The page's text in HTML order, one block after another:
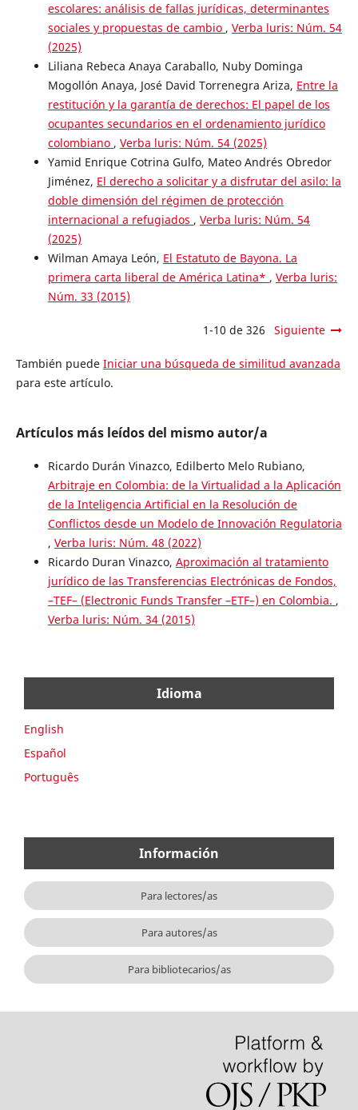
escolares: análisis de fallas jurídicas, determinantes
sociales y propuestas de cambio , Verba luris: Núm. 54
(2025)
Liliana Rebeca Anaya Caraballo, Nuby Dominga
Mogollón Anaya, José David Torrenegra Ariza, Entre la
restitución y la garantía de derechos: El papel de los
ocupantes secundarios en el ordenamiento jurídico
colombiano , Verba luris: Núm. 54 (2025)
Yamid Enrique Cotrina Gulfo, Mateo Andrés Obredor
Jiménez, El derecho a solicitar y a disfrutar del asilo: la
doble dimensión del régimen de protección
internacional a refugiados , Verba luris: Núm. 54
(2025)
Wilman Amaya León, El Estatuto de Bayona. La
primera carta liberal de América Latina* , Verba luris:
Núm. 33 (2015)
1-10 de 326 Siguiente
También puede Iniciar una búsqueda de similitud avanzada
para este artículo.
Artículos más leídos del mismo autor/a
Ricardo Durán Vinazco, Edilberto Melo Rubiano,
Arbitraje en Colombia: de la Virtualidad a la Aplicación
de la Inteligencia Artificial en la Resolución de
Conflictos desde un Modelo de Innovación Regulatoria
, Verba luris: Núm. 48 (2022)
Ricardo Duran Vinazco, Aproximación al tratamiento
jurídico de las Transferencias Electrónicas de Fondos,
–TEF– (Electronic Funds Transfer –ETF–) en Colombia. ,
Verba luris: Núm. 34 (2015)
Idioma
English
Español
Português
Información
Para lectores/as
Para autores/as
Para bibliotecarios/as